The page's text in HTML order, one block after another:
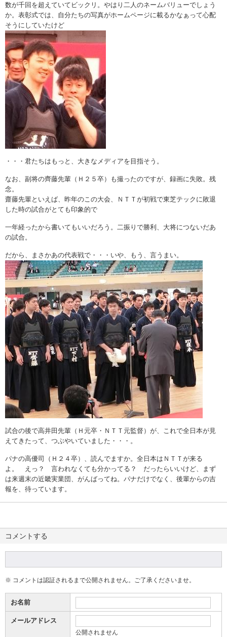
数が千回を超えていてビックリ。やはり二人のネームバリューでしょう
か。表彰式では、自分たちの写真がホームページに載るかなぁって心配
そうにしていたけど
・・・君たちはもっと、大きなメディアを目指そう。
なお、副将の齊藤先輩（Ｈ２５卒）も撮ったのですが、録画に失敗。残
念。
齋藤先輩といえば、昨年のこの大会、ＮＴＴが初戦で東芝テックに敗退
した時の試合がとても印象的で
一年経ったから書いてもいいだろう。二振りで勝利、大将につないだあ
の試合。
だから、まさかあの代表戦で・・・いや、もう、言うまい。
試合の後で高井田先輩（Ｈ元卒・ＮＴＴ元監督）が、これで全日本が見
えてきたって、つぶやいていました・・・。
パナの高優司（Ｈ２４卒）、読んでますか。全日本はＮＴＴが来る
よ。 えっ？ 言われなくても分かってる？ だったらいいけど、まず
は来週末の近畿実業団、がんばってね。パナだけでなく、後輩からの吉
報を、待っています。
コメントする
※ コメントは認証されるまで公開されません。ご了承くださいませ。
お名前
メールアドレス
公開されません